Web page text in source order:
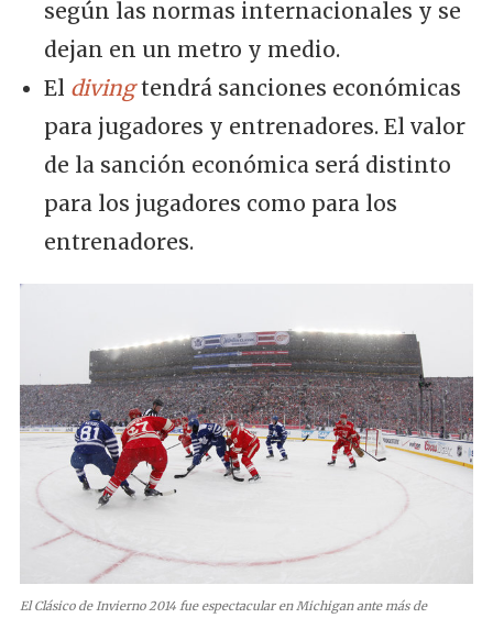
según las normas internacionales y se
dejan en un metro y medio.
El divingtendrá sanciones económicas
para jugadores y entrenadores. El valor
de la sanción económica será distinto
para los jugadores como para los
entrenadores.
El Clásico de Invierno 2014 fue espectacular en Michigan ante más de